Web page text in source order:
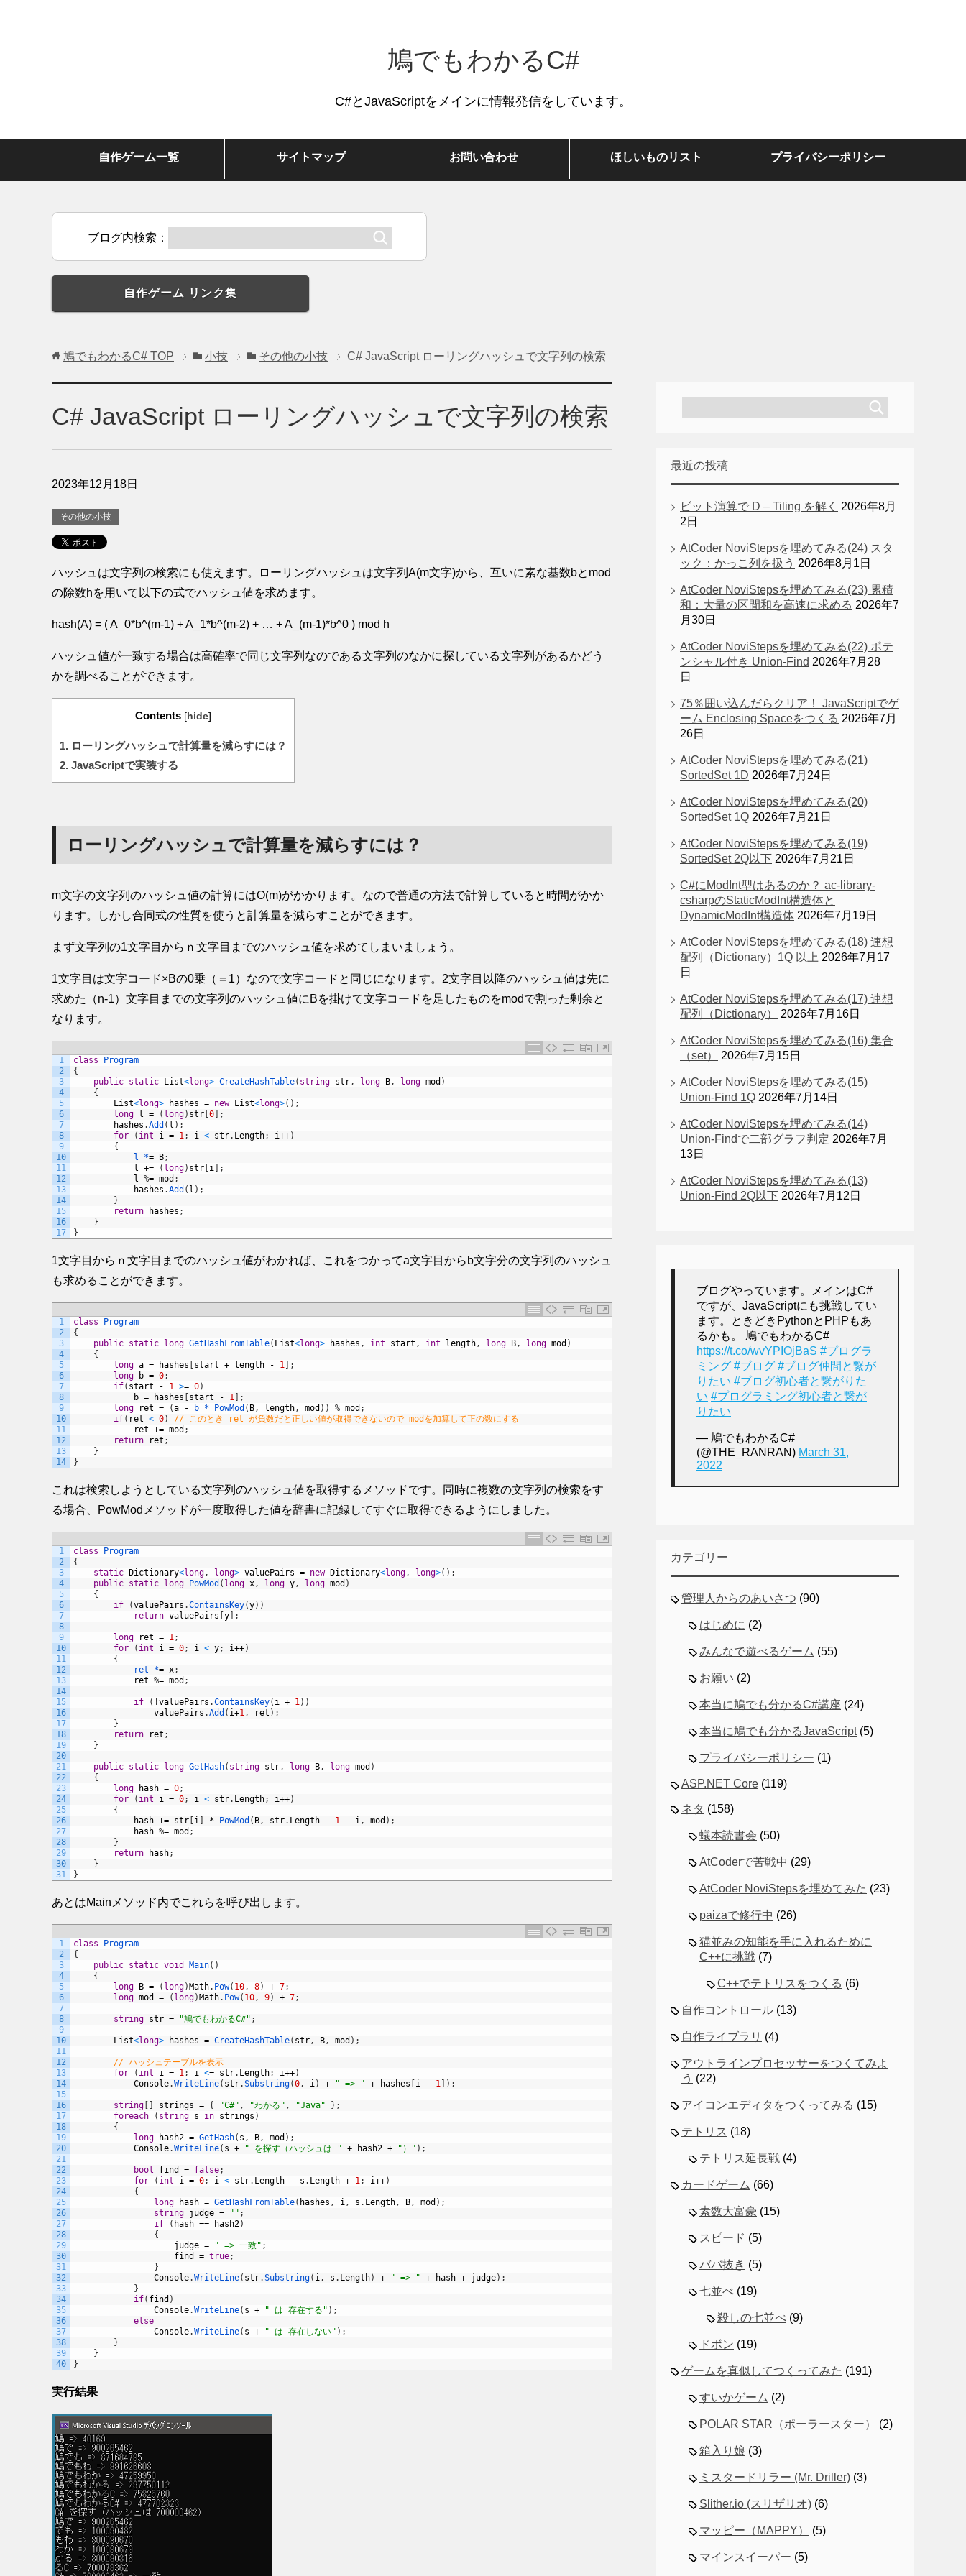
鳩でもわかるC#
C#とJavaScriptをメインに情報発信をしています。
自作ゲーム一覧 サイトマップ お問い合わせ ほしいものリスト プライバシーポリシー
ブログ内検索：
自作ゲーム リンク集
鳩でもわかるC# TOP 小技 その他の小技 C# JavaScript ローリングハッシュで文字列の検索
C# JavaScript ローリングハッシュで文字列の検索
2023年12月18日
その他の小技
ハッシュは文字列の検索にも使えます。ローリングハッシュは文字列A(m文字)から、互いに素な基数bとmod
の除数hを用いて以下の式でハッシュ値を求めます。
hash(A) = ( A_0*b^(m-1) + A_1*b^(m-2) + … + A_(m-1)*b^0 ) mod h
ハッシュ値が一致する場合は高確率で同じ文字列なのである文字列のなかに探している文字列があるかどう
かを調べることができます。
Contents [ hide]
1. ローリングハッシュで計算量を減らすには？
2. JavaScriptで実装する
ローリングハッシュで計算量を減らすには？
m文字の文字列のハッシュ値の計算にはO(m)がかかります。なので普通の方法で計算していると時間がかか
ります。しかし合同式の性質を使うと計算量を減らすことができます。
まず文字列の1文字目からｎ文字目までのハッシュ値を求めてしまいましょう。
1文字目は文字コード×Bの0乗（＝1）なので文字コードと同じになります。2文字目以降のハッシュ値は先に
求めた（n-1）文字目までの文字列のハッシュ値にBを掛けて文字コードを足したものをmodで割った剰余と
なります。
1
2
3
4
5
6
7
8
9
10
11
12
13
14
15
16
17
class
Program
{
public static List<long> CreateHashTable( string str, long B, long mod )
{
List<long> hashes = new List<long>( ) ;
long
l = ( long) str 0
;
hashes .Add ( l ) ;
for
( int i = 1; i < str. Length; i++)
{
l *= B;
l += ( long) str i
;
l %= mod ;
hashes .Add ( l ) ;
}
return
hashes ;
}
}
1文字目からｎ文字目までのハッシュ値がわかれば、これをつかってa文字目からb文字分の文字列のハッシュ
も求めることができます。
1
2
3
4
5
6
7
8
9
10
11
12
13
14
class
Program
{
public static long GetHashFromTable( List<long> hashes , int start , int length, long B, long mod )
{
long a = hashes start + length - 1
;
long
b = 0;
if( start - 1 >= 0)
b = hashes start - 1
;
long
ret = (a - b * PowMod ( B, length, mod ) ) % mod ;
if( ret < 0)
// このとき ret が負数だと正しい値が取得できないので modを加算して正の数にする
ret += mod ;
return
ret ;
}
}
これは検索しようとしている文字列のハッシュ値を取得するメソッドです。同時に複数の文字列の検索をす
る場合、PowModメソッドが一度取得した値を辞書に記録してすぐに取得できるようにしました。
1
2
3
4
5
6
7
8
9
10
11
12
13
14
15
16
17
18
19
20
21
22
23
24
25
26
27
28
29
30
31
class
Program
{
static
Dictionary<long, long> valuePairs = new Dictionary<long, long>( ) ;
public static long PowMod ( long x, long y, long mod )
{
if
(valuePairs .ContainsKey(y) )
return valuePairs y ;
long ret = 1;
for
( int i = 0; i < y; i++)
{
ret *= x;
ret %= mod ;
if ( !valuePairs .ContainsKey( i + 1) )
valuePairs .Add ( i+1, ret ) ;
}
return
ret ;
}
public static long GetHash( string str, long B, long mod )
{
long
hash = 0;
for
( int i = 0; i < str. Length; i++)
{
hash += str i * PowMod ( B, str. Length - 1 - i, mod ) ;
hash %= mod ;
}
return
hash;
}
}
あとはMainメソッド内でこれらを呼び出します。
1
2
3
4
5
6
7
8
9
10
11
12
13
14
15
16
17
18
19
20
21
22
23
24
25
26
27
28
29
30
31
32
33
34
35
36
37
38
39
40
class
Program
{
public static void Main( )
{
long
B = ( long) Math. Pow( 10, 8) + 7;
long mod = ( long) Math. Pow( 10, 9) + 7;
string str = "鳩でもわかるC#" ;
List<long> hashes = CreateHashTable( str, B, mod ) ;
// ハッシュテーブルを表示
for
( int i = 1; i <= str. Length; i++)
Console.WriteLine( str.Substring(0, i) + " => " + hashes i - 1 ) ;
string strings = { "C#" , "わかる" , "Java" } ;
foreach
( string s in strings )
{
long
hash2 = GetHash( s , B, mod ) ;
Console.WriteLine( s + " を探す（ハッシュは " + hash2 + "）" ) ;
bool find = false;
for
( int i = 0; i < str. Length - s . Length + 1; i++)
{
long
hash = GetHashFromTable( hashes , i, s . Length, B, mod ) ;
string judge = "" ;
if
( hash == hash2)
{
judge = " => 一致" ;
find
= true;
}
Console.WriteLine( str.Substring( i, s . Length) + " => " + hash + judge) ;
}
if( find )
Console.WriteLine( s + " は 存在する" ) ;
else
Console.WriteLine( s + " は 存在しない" ) ;
}
}
}
実行結果
最近の投稿
ビット演算で D – Tiling を解く
2026年8月
2日
AtCoder NoviStepsを埋めてみる(24) スタ
ック：かっこ列を扱う 2026年8月1日
AtCoder NoviStepsを埋めてみる(23) 累積
和：大量の区間和を高速に求める 2026年7
月30日
AtCoder NoviStepsを埋めてみる(22) ポテ
ンシャル付き Union-Find 2026年7月28
日
75％囲い込んだらクリア！ JavaScriptでゲ
ーム Enclosing Spaceをつくる 2026年7月
26日
AtCoder NoviStepsを埋めてみる(21)
SortedSet 1D 2026年7月24日
AtCoder NoviStepsを埋めてみる(20)
SortedSet 1Q 2026年7月21日
AtCoder NoviStepsを埋めてみる(19)
SortedSet 2Q以下 2026年7月21日
C#にModInt型はあるのか？ ac-library-
csharpのStaticModInt構造体と
DynamicModInt構造体 2026年7月19日
AtCoder NoviStepsを埋めてみる(18) 連想
配列（Dictionary）1Q 以上 2026年7月17
日
AtCoder NoviStepsを埋めてみる(17) 連想
配列（Dictionary）
2026年7月16日
AtCoder NoviStepsを埋めてみる(16) 集合
（set）
2026年7月15日
AtCoder NoviStepsを埋めてみる(15)
Union-Find 1Q 2026年7月14日
AtCoder NoviStepsを埋めてみる(14)
Union-Findで二部グラフ判定 2026年7月
13日
AtCoder NoviStepsを埋めてみる(13)
Union-Find 2Q以下 2026年7月12日
ブログやっています。メインはC#
ですが、JavaScriptにも挑戦してい
ます。ときどきPythonとPHPもあ
るかも。 鳩でもわかるC#
https://t.co/wvYPIOjBaS #プログラ
ミング #ブログ #ブログ仲間と繋が
りたい #ブログ初心者と繋がりた
い #プログラミング初心者と繋が
りたい
— 鳩でもわかるC#
(@THE_RANRAN) March 31,
2022
カテゴリー
管理人からのあいさつ (90)
はじめに (2)
みんなで遊べるゲーム (55)
お願い (2)
本当に鳩でも分かるC#講座 (24)
本当に鳩でも分かるJavaScript(5)
プライバシーポリシー (1)
ASP.NET Core (119)
ネタ (158)
蟻本読書会 (50)
AtCoderで苦戦中 (29)
AtCoder NoviStepsを埋めてみた (23)
paizaで修行中 (26)
猫並みの知能を手に入れるために
C++に挑戦 (7)
C++でテトリスをつくる (6)
自作コントロール (13)
自作ライブラリ (4)
アウトラインプロセッサーをつくてみよ
う (22)
アイコンエディタをつくってみる (15)
テトリス (18)
テトリス延長戦 (4)
カードゲーム (66)
素数大富豪 (15)
スピード (5)
ババ抜き (5)
七並べ (19)
殺しの七並べ (9)
ドボン (19)
ゲームを真似してつくってみた (191)
すいかゲーム (2)
POLAR STAR（ポーラースター） (2)
箱入り娘 (3)
ミスタードリラー (Mr. Driller) (3)
Slither.io (スリザリオ) (6)
マッピー（MAPPY） (5)
マインスイーパー (5)